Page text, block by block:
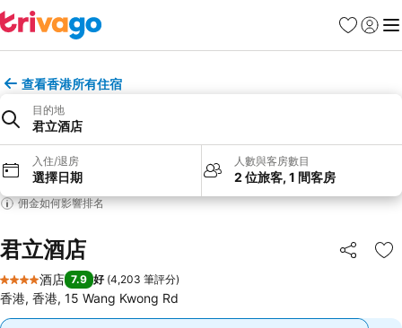
收藏夾
登入 選
查看香港所有住宿
目的地
君立酒店
入住/退房
選擇日期
人數與客房數目
2 位旅客, 1 間客房
佣金如何影響排名
君立酒店 分享
放
4 星級
酒店 7.9 好 (4,203 筆評分)
香港, 香港, 15 Wang Kwong Rd